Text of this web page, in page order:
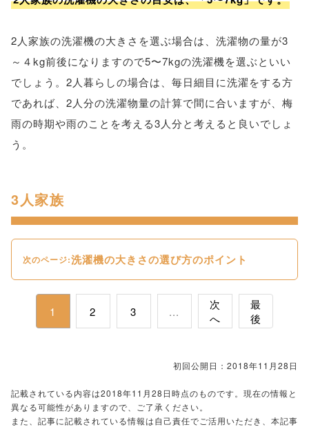
2人家族の洗濯機の大きさを選ぶ場合は、洗濯物の量が3
～４kg前後になりますので5〜7kgの洗濯機を選ぶといい
でしょう。2人暮らしの場合は、毎日細目に洗濯をする方
であれば、2人分の洗濯物量の計算で間に合いますが、梅
雨の時期や雨のことを考える3人分と考えると良いでしょ
う。
3人家族
次のページ:洗濯機の大きさの選び方のポイント
1 2 3 ...
次
へ
最
後
初回公開日：2018年11月28日
記載されている内容は2018年11月28日時点のものです。現在の情報と
異なる可能性がありますので、ご了承ください。
また、記事に記載されている情報は自己責任でご活用いただき、本記事